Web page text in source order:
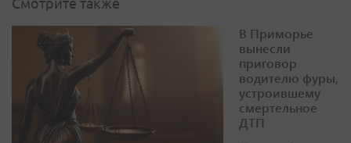
Смотрите также
В Приморье
вынесли
приговор
водителю фуры,
устроившему
смертельное
ДТП